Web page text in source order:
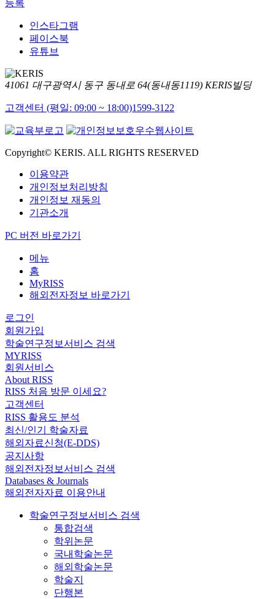
등록
인스타그램
페이스북
유튜브
41061 대구광역시 동구 동내로 64(동내동1119) KERIS빌딩
고객센터 (평일: 09:00 ~ 18:00)1599-3122
Copyright© KERIS. ALL RIGHTS RESERVED
이용약관
개인정보처리방침
개인정보 재동의
기관소개
PC 버전 바로가기
메뉴
홈
MyRISS
해외전자정보 바로가기
로그인
회원가입
학술연구정보서비스 검색
MYRISS
회원서비스
About RISS
RISS 처음 방문 이세요?
고객센터
RISS 활용도 분석
최신/인기 학술자료
해외자료신청(E-DDS)
공지사항
해외전자정보서비스 검색
Databases & Journals
해외전자자료 이용안내
학술연구정보서비스 검색
통합검색
학위논문
국내학술논문
해외학술논문
학술지
단행본